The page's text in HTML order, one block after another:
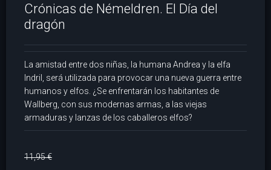
Crónicas de Némeldren. El Día del
dragón
La amistad entre dos niñas, la humana Andrea y la elfa
Indril, será utilizada para provocar una nueva guerra entre
humanos y elfos. ¿Se enfrentarán los habitantes de
Wallberg, con sus modernas armas, a las viejas
armaduras y lanzas de los caballeros elfos?
11,95 €